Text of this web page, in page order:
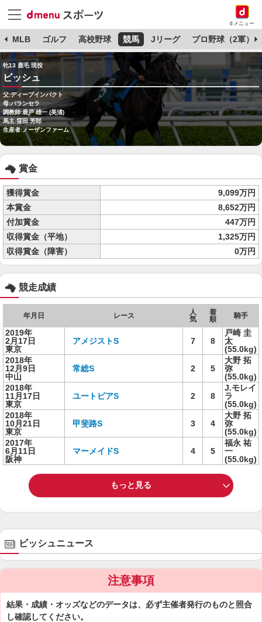
dメニュー
MLB ゴルフ 高校野球 競馬 Jリーグ プロ野球（2軍）
牝13 鹿毛 現役
ビッシュ
父:ディープインパクト
母:バランセラ
調教師:鹿戸 雄一 (美浦)
馬主:窪田 芳郎
生産者:ノーザンファーム
賞金
獲得賞金
9,099万円
本賞金
8,652万円
付加賞金
447万円
収得賞金（平地）
1,325万円
収得賞金（障害）
0万円
競走成績
年月日 レース
人
気
着
順
騎手
2019年
2月17日
東京
アメジストS 7 8
戸崎 圭
太
(55.0kg)
2018年
12月9日
中山
常総S 2 5
大野 拓
弥
(55.0kg)
2018年
11月17日
東京
ユートピアS 2 8
J.モレイ
ラ
(55.0kg)
2018年
10月21日
東京
甲斐路S 3 4
大野 拓
弥
(55.0kg)
2017年
6月11日
阪神
マーメイドS 4 5
福永 祐
一
(55.0kg)
もっと見る
ビッシュニュース
注意事項
結果・成績・オッズなどのデータは、必ず主催者発行のものと照合
し確認してください。